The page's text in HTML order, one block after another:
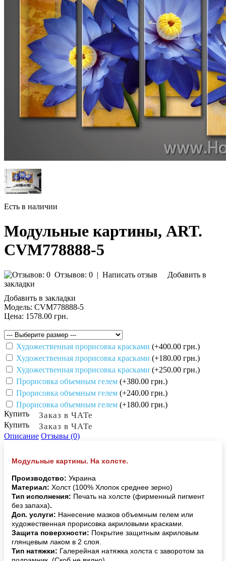
Есть в наличии
Модульные картины, ART.
CVM778888-5
Отзывов: 0 | Написать отзыв
Добавить в
закладки
Добавить в закладки
Модель: CVM778888-5
Цена: 1578.00 грн.
Художественная прорисовка красками (+400.00 грн.)
Художественная прорисовка красками (+180.00 грн.)
Художественная прорисовка красками (+250.00 грн.)
Прорисовка объемным гелем (+380.00 грн.)
Прорисовка объемным гелем (+240.00 грн.)
Прорисовка объемным гелем (+180.00 грн.)
Купить
Заказ в ЧАТе
Купить Заказ в ЧАТе
Описание Отзывы (0)
Модульные картины. На холсте.
Производство: Украина
Материал: Холст (100% Хлопок среднее зерно)
Тип исполнения: Печать на холсте (фирменный пигмент
без запаха).
Доп. услуги: Нанесение мазков объемным гелем или
художественная прорисовка акриловыми красками.
Защита поверхности: Покрытие защитным акриловым
глянцевым лаком в 2 слоя.
Тип натяжки: Галерейная натяжка холста с заворотом за